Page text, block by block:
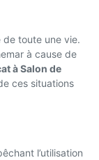
de toute une vie.
à cause de
à Salon de
ces situations
l’utilisation